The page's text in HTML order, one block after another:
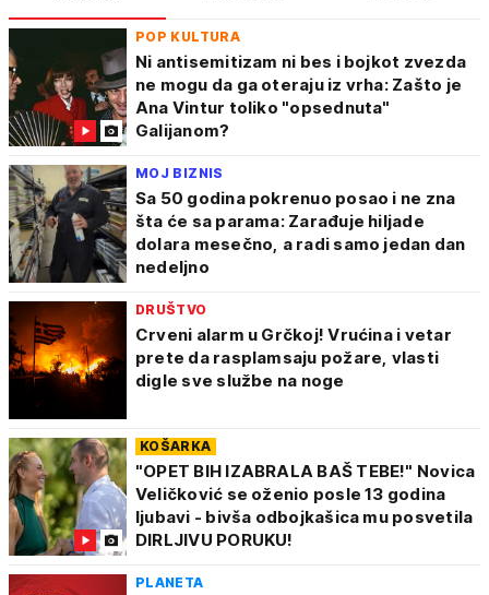
POP KULTURA
Ni antisemitizam ni bes i bojkot zvezda
ne mogu da ga oteraju iz vrha: Zašto je
Ana Vintur toliko "opsednuta"
Galijanom?
MOJ BIZNIS
Sa 50 godina pokrenuo posao i ne zna
šta će sa parama: Zarađuje hiljade
dolara mesečno, a radi samo jedan dan
nedeljno
DRUŠTVO
Crveni alarm u Grčkoj! Vrućina i vetar
prete da rasplamsaju požare, vlasti
digle sve službe na noge
KOŠARKA
"OPET BIH IZABRALA BAŠ TEBE!" Novica
Veličković se oženio posle 13 godina
ljubavi - bivša odbojkašica mu posvetila
DIRLJIVU PORUKU!
PLANETA